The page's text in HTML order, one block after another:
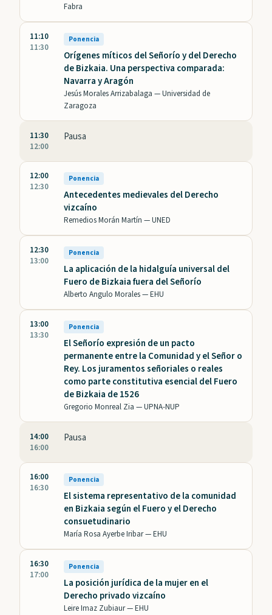
Fabra
11:10
11:30
Ponencia
Orígenes míticos del Señorío y del Derecho
de Bizkaia. Una perspectiva comparada:
Navarra y Aragón
Jesús Morales Arrizabalaga —Universidad de
Zaragoza
11:30
12:00
Pausa
12:00
12:30
Ponencia
Antecedentes medievales del Derecho
vizcaíno
Remedios Morán Martín —UNED
12:30
13:00
Ponencia
La aplicación de la hidalguía universal del
Fuero de Bizkaia fuera del Señorío
Alberto Angulo Morales —EHU
13:00
13:30
Ponencia
El Señorío expresión de un pacto
permanente entre la Comunidad y el Señor o
Rey. Los juramentos señoriales o reales
como parte constitutiva esencial del Fuero
de Bizkaia de 1526
Gregorio Monreal Zia —UPNA-NUP
14:00
16:00
Pausa
16:00
16:30
Ponencia
El sistema representativo de la comunidad
en Bizkaia según el Fuero y el Derecho
consuetudinario
María Rosa Ayerbe Iribar —EHU
16:30
17:00
Ponencia
La posición jurídica de la mujer en el
Derecho privado vizcaíno
Leire Imaz Zubiaur —EHU